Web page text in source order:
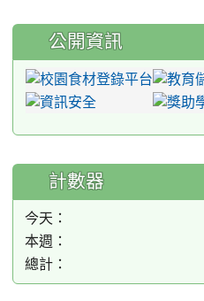
公開資訊
計數器
今天：
本週：
總計：